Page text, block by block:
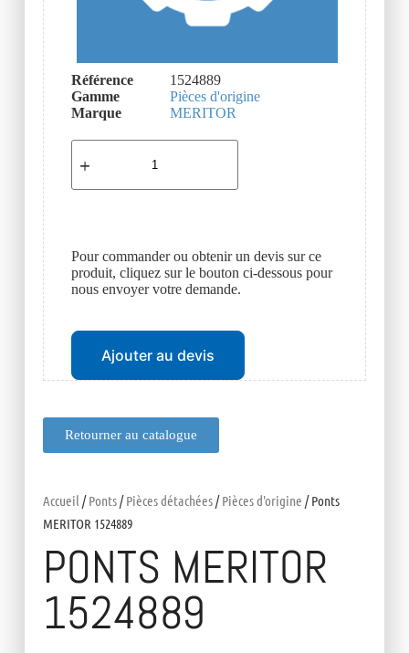
Retourner au catalogue
Accueil /Ponts/Pièces détachées/Pièces d'origine / Ponts
MERITOR 1524889
PONTS MERITOR
1524889
Référence
1524889
Gamme
Pièces d'origine
Marque
MERITOR
Pour commander ou obtenir un devis sur ce
produit, cliquez sur le bouton ci-dessous pour
nous envoyer votre demande.
Ajouter au devis